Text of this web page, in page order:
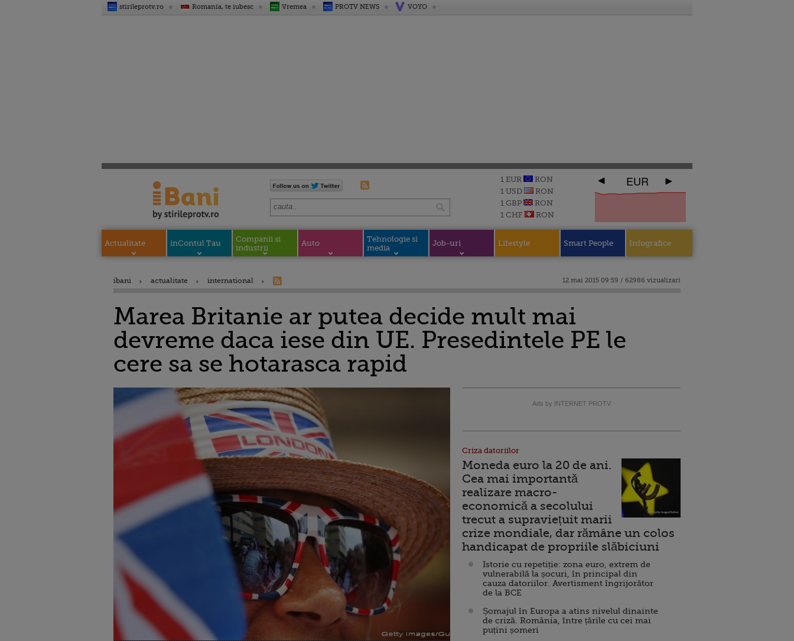
stirileprotv.ro Romania, te iubesc Vremea PROTV NEWS VOYO
1 EUR
RON
1 USD
RON
1 GBP
RON
1 CHF
RON
EUR
Actualitate inContul Tau
Companii si
industrii
Auto
Tehnologie si
media
Job-uri Lifestyle Smart People Infografice
ibani actualitate international 12 mai 2015 09:59 / 62986 vizualizari
Marea Britanie ar putea decide mult mai
devreme daca iese din UE. Presedintele PE le
cere sa se hotarasca rapid
Ads by INTERNET PROTV
Criza datoriilor
Moneda euro la 20 de ani.
Cea mai importantă
realizare macro-
economică a secolului
trecut a supraviețuit marii
crize mondiale, dar rămâne un colos
handicapat de propriile slăbiciuni
Istorie cu repetiție: zona euro, extrem de
vulnerabilă la șocuri, în principal din
cauza datoriilor. Avertisment îngrijorător
de la BCE
Șomajul în Europa a atins nivelul dinainte
de criză. România, între țările cu cei mai
puțini șomeri